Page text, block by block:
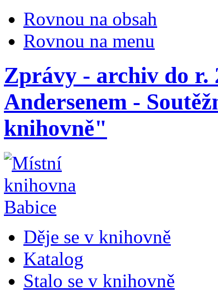
Rovnou na obsah
Rovnou na menu
Zprávy - archiv do r.
Andersenem -
knihovně"
Děje se v knihovně
Katalog
Stalo se v knihovně